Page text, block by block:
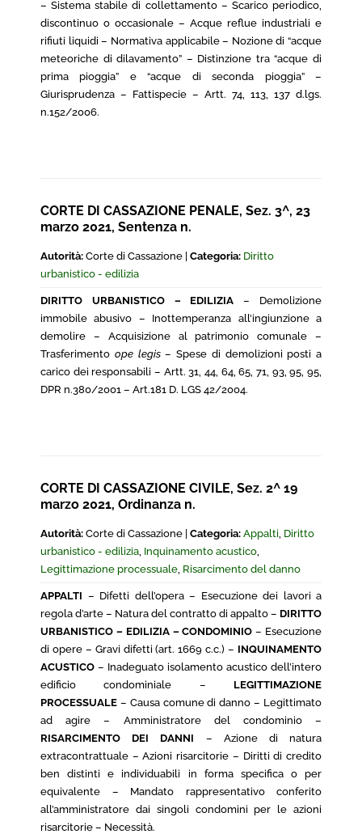
– Sistema stabile di collettamento – Scarico periodico,
discontinuo o occasionale – Acque reflue industriali e
rifiuti liquidi – Normativa applicabile – Nozione di “acque
meteoriche di dilavamento” – Distinzione tra “acque di
prima pioggia” e “acque di seconda pioggia” –
Giurisprudenza – Fattispecie – Artt. 74, 113, 137 d.lgs.
n.152/2006.
CORTE DI CASSAZIONE PENALE, Sez. 3^, 23
marzo 2021, Sentenza n.
Autorità: Corte di Cassazione | Categoria: Diritto
urbanistico - edilizia
DIRITTO URBANISTICO – EDILIZIA – Demolizione
immobile abusivo – Inottemperanza all’ingiunzione a
demolire – Acquisizione al patrimonio comunale –
Trasferimento ope legis– Spese di demolizioni posti a
carico dei responsabili – Artt. 31, 44, 64, 65, 71, 93, 95, 95,
DPR n.380/2001 – Art.181 D. LGS 42/2004.
CORTE DI CASSAZIONE CIVILE, Sez. 2^ 19
marzo 2021, Ordinanza n.
Autorità: Corte di Cassazione | Categoria: Appalti, Diritto
urbanistico - edilizia, Inquinamento acustico,
Legittimazione processuale, Risarcimento del danno
APPALTI – Difetti dell’opera – Esecuzione dei lavori a
regola d’arte – Natura del contratto di appalto – DIRITTO
URBANISTICO – EDILIZIA – CONDOMINIO – Esecuzione
di opere – Gravi difetti (art. 1669 c.c.) – INQUINAMENTO
ACUSTICO – Inadeguato isolamento acustico dell’intero
edificio condominiale – LEGITTIMAZIONE
PROCESSUALE – Causa comune di danno – Legittimato
ad agire – Amministratore del condominio –
RISARCIMENTO DEI DANNI – Azione di natura
extracontrattuale – Azioni risarcitorie – Diritti di credito
ben distinti e individuabili in forma specifica o per
equivalente – Mandato rappresentativo conferito
all’amministratore dai singoli condomini per le azioni
risarcitorie – Necessità.